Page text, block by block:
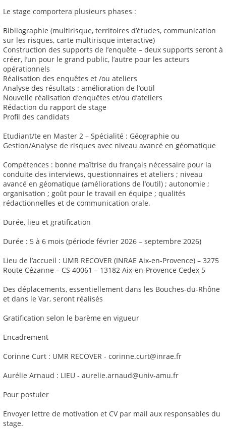
Le stage comportera plusieurs phases :
Bibliographie (multirisque, territoires d’études, communication
sur les risques, carte multirisque interactive)
Construction des supports de l’enquête – deux supports seront à
créer, l’un pour le grand public, l’autre pour les acteurs
opérationnels
Réalisation des enquêtes et /ou ateliers
Analyse des résultats : amélioration de l’outil
Nouvelle réalisation d’enquêtes et/ou d’ateliers
Rédaction du rapport de stage
Profil des candidats
Etudiant/te en Master 2 – Spécialité : Géographie ou
Gestion/Analyse de risques avec niveau avancé en géomatique
Compétences : bonne maîtrise du français nécessaire pour la
conduite des interviews, questionnaires et ateliers ; niveau
avancé en géomatique (améliorations de l’outil) ; autonomie ;
organisation ; goût pour le travail en équipe ; qualités
rédactionnelles et de communication orale.
Durée, lieu et gratification
Durée : 5 à 6 mois (période février 2026 – septembre 2026)
Lieu de l’accueil : UMR RECOVER (INRAE Aix-en-Provence) – 3275
Route Cézanne – CS 40061 – 13182 Aix-en-Provence Cedex 5
Des déplacements, essentiellement dans les Bouches-du-Rhône
et dans le Var, seront réalisés
Gratification selon le barème en vigueur
Encadrement
Corinne Curt : UMR RECOVER - corinne.curt@inrae.fr
Aurélie Arnaud : LIEU - aurelie.arnaud@univ-amu.fr
Pour postuler
Envoyer lettre de motivation et CV par mail aux responsables du
stage.